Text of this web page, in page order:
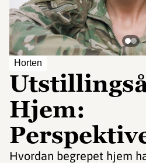
Horten
Hjem:
Hvordan begrepet hjem